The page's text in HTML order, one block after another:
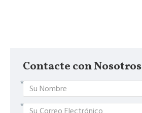
Contacte con Nosotros